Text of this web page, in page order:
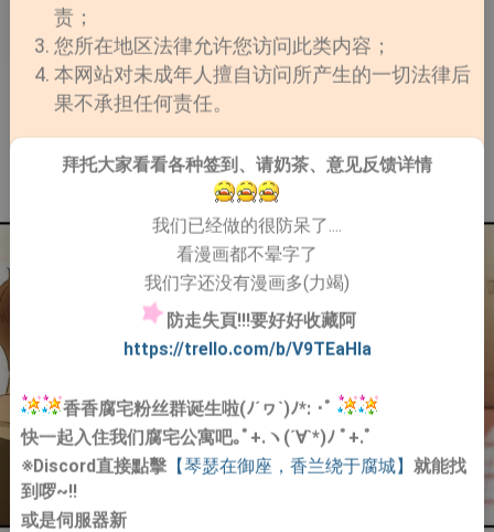
责；
您所在地区法律允许您访问此类内容；
本网站对未成年人擅自访问所产生的一切法律后
果不承担任何责任。
拜托大家看看各种签到、请奶茶、意见反馈详情
我们已经做的很防呆了....
看漫画都不晕字了
我们字还没有漫画多(力竭)
防走失頁!!!要好好收藏阿
https://trello.com/b/V9TEaHIa
香香腐宅粉丝群诞生啦(ﾉ´ヮ`)ﾉ*: ･ﾟ
快一起入住我们腐宅公寓吧｡ﾟ+.ヽ(´∀`*)ﾉ ﾟ+.ﾟ
※Discord直接點擊【琴瑟在御座，香兰绕于腐城】 就能找
到啰~!!
或是伺服器新